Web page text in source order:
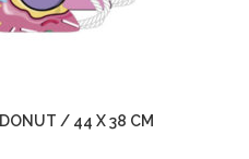
/ 44 X 38 CM